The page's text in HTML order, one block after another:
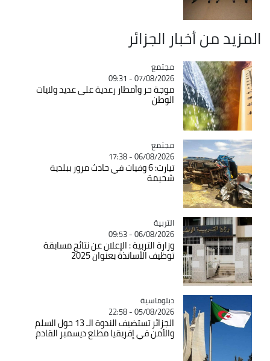
المزيد من أخبار الجزائر
Catégorie
مجتمع
07/08/2026 - 09:31
موجة حر وأمطار رعدية على عديد ولايات
الوطن
Catégorie
مجتمع
06/08/2026 - 17:38
تيارت: 6 وفيات في حادث مرور ببلدية
شحيمة
Catégorie
التربية
06/08/2026 - 09:53
وزارة التربية : الإعلان عن نتائج مسابقة
توظيف الأساتذة بعنوان 2025
Catégorie
دبلوماسية
05/08/2026 - 22:58
الجزائر تستضيف الندوة الـ 13 حول السلم
والأمن في إفريقيا مطلع ديسمبر القادم